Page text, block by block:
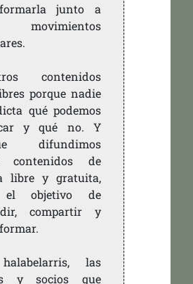
junto a
contenidos
porque nadie
qué podemos
y qué no. Y
difundimos
contenidos de
libre y gratuita,
objetivo de
compartir y
las
y socios que